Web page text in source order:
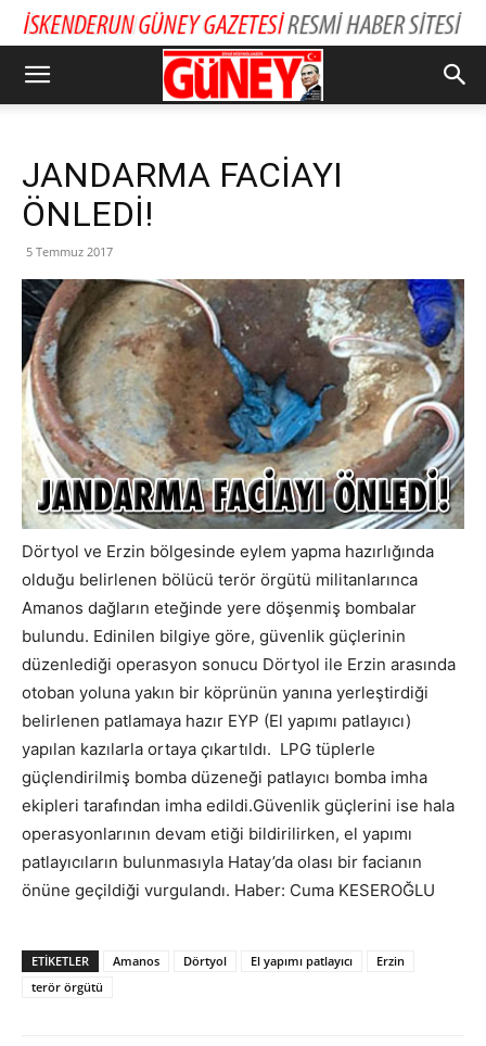
JANDARMA FACİAYI
ÖNLEDİ!
5 Temmuz 2017
Dörtyol ve Erzin bölgesinde eylem yapma hazırlığında
olduğu belirlenen bölücü terör örgütü militanlarınca
Amanos dağların eteğinde yere döşenmiş bombalar
bulundu. Edinilen bilgiye göre, güvenlik güçlerinin
düzenlediği operasyon sonucu Dörtyol ile Erzin arasında
otoban yoluna yakın bir köprünün yanına yerleştirdiği
belirlenen patlamaya hazır EYP (El yapımı patlayıcı)
yapılan kazılarla ortaya çıkartıldı. LPG tüplerle
güçlendirilmiş bomba düzeneği patlayıcı bomba imha
ekipleri tarafından imha edildi.Güvenlik güçlerini ise hala
operasyonlarının devam etiği bildirilirken, el yapımı
patlayıcıların bulunmasıyla Hatay’da olası bir facianın
önüne geçildiği vurgulandı. Haber: Cuma KESEROĞLU
ETIKETLER Amanos Dörtyol El yapımı patlayıcı
Erzin
terör örgütü